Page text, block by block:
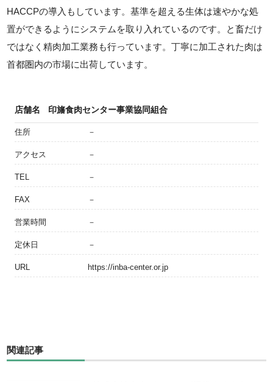
HACCPの導入もしています。基準を超える生体は速やかな処
置ができるようにシステムを取り入れているのです。と畜だけ
ではなく精肉加工業務も行っています。丁寧に加工された肉は
首都圏内の市場に出荷しています。
店舗名 印旛食肉センター事業協同組合
住所 －
アクセス －
TEL －
FAX －
営業時間 －
定休日 －
URL https://inba-center.or.jp
関連記事